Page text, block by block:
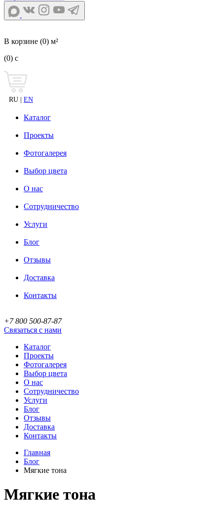
В корзине (0) м²
(0) c
RU | EN
Каталог
Проекты
Фотогалерея
Выбор цвета
О нас
Сотрудничество
Услуги
Блог
Отзывы
Доставка
Контакты
+7 800 500-87-87
Связаться с нами
Каталог
Проекты
Фотогалерея
Выбор цвета
О нас
Сотрудничество
Услуги
Блог
Отзывы
Доставка
Контакты
Главная
Блог
Мягкие тона
Мягкие тона